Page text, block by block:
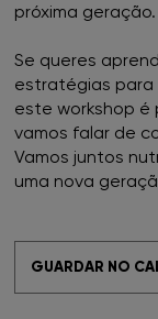
FNAC
FNAC IST
FNAC Leiria
próxima geração.
Se queres
estratégias para
este workshop é
vamos falar de
Vamos juntos
uma nova
GUARDAR NO